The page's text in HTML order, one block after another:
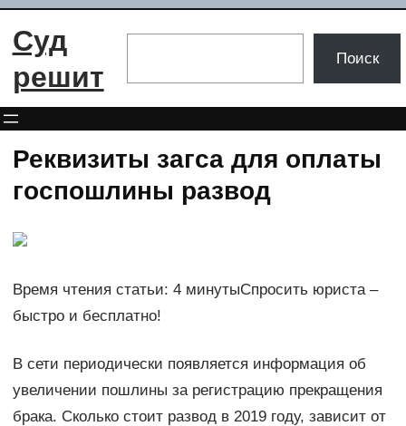
Перейти
Суд
решит
Поиск
Реквизиты загса для оплаты
госпошлины развод
Время чтения статьи: 4 минутыСпросить юриста –
быстро и бесплатно!
В сети периодически появляется информация об
увеличении пошлины за регистрацию прекращения
брака. Сколько стоит развод в 2019 году, зависит от